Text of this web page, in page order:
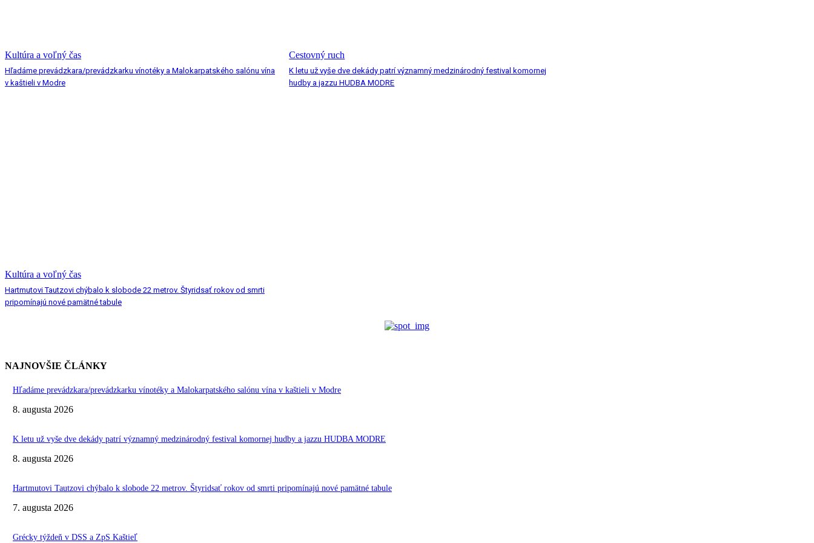
Kultúra a voľný čas
Hľadáme prevádzkara/prevádzkarku vínotéky a Malokarpatského salónu vína
v kaštieli v Modre
Cestovný ruch
K letu už vyše dve dekády patrí významný medzinárodný festival komornej
hudby a jazzu HUDBA MODRE
Kultúra a voľný čas
Hartmutovi Tautzovi chýbalo k slobode 22 metrov. Štyridsať rokov od smrti
pripomínajú nové pamätné tabule
NAJNOVŠIE ČLÁNKY
Hľadáme prevádzkara/prevádzkarku vínotéky a Malokarpatského salónu vína v kaštieli v Modre
8. augusta 2026
K letu už vyše dve dekády patrí významný medzinárodný festival komornej hudby a jazzu HUDBA MODRE
8. augusta 2026
Hartmutovi Tautzovi chýbalo k slobode 22 metrov. Štyridsať rokov od smrti pripomínajú nové pamätné tabule
7. augusta 2026
Grécky týždeň v DSS a ZpS Kaštieľ